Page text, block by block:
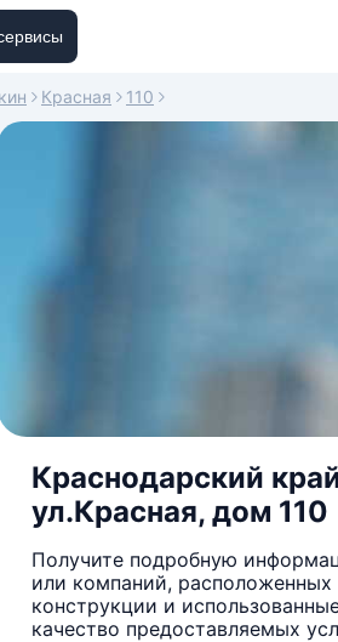
Красная 110
Краснодарский
ул.Красная, дом 110
Получите подробную
или компаний, расположенных
конструкции и
качество предоставляемых